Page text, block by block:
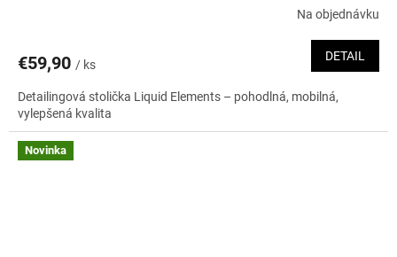
Na objednávku
€59,90 / ks
DETAIL
Detailingová stolička Liquid Elements – pohodlná, mobilná,
vylepšená kvalita
Novinka